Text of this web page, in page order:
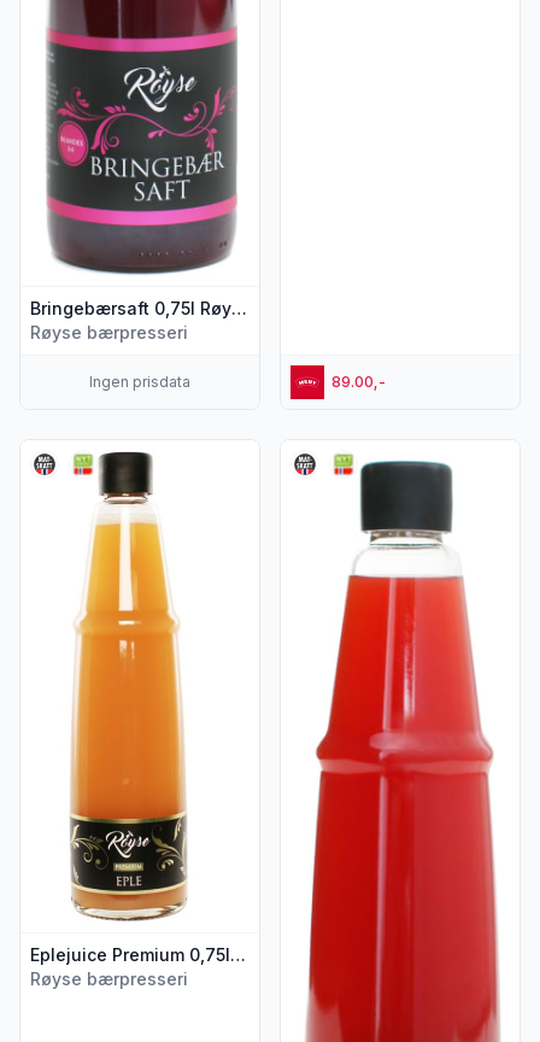
Bringebærsaft 0,75l Røyse
Røyse bærpresseri
Ingen prisdata 89.00,-
Eplejuice Premium 0,75l Røyse
Røyse bærpresseri
Vis flere detaljer for produktet "Eplejuice Premium 0,75l
Vis flere detaljer for